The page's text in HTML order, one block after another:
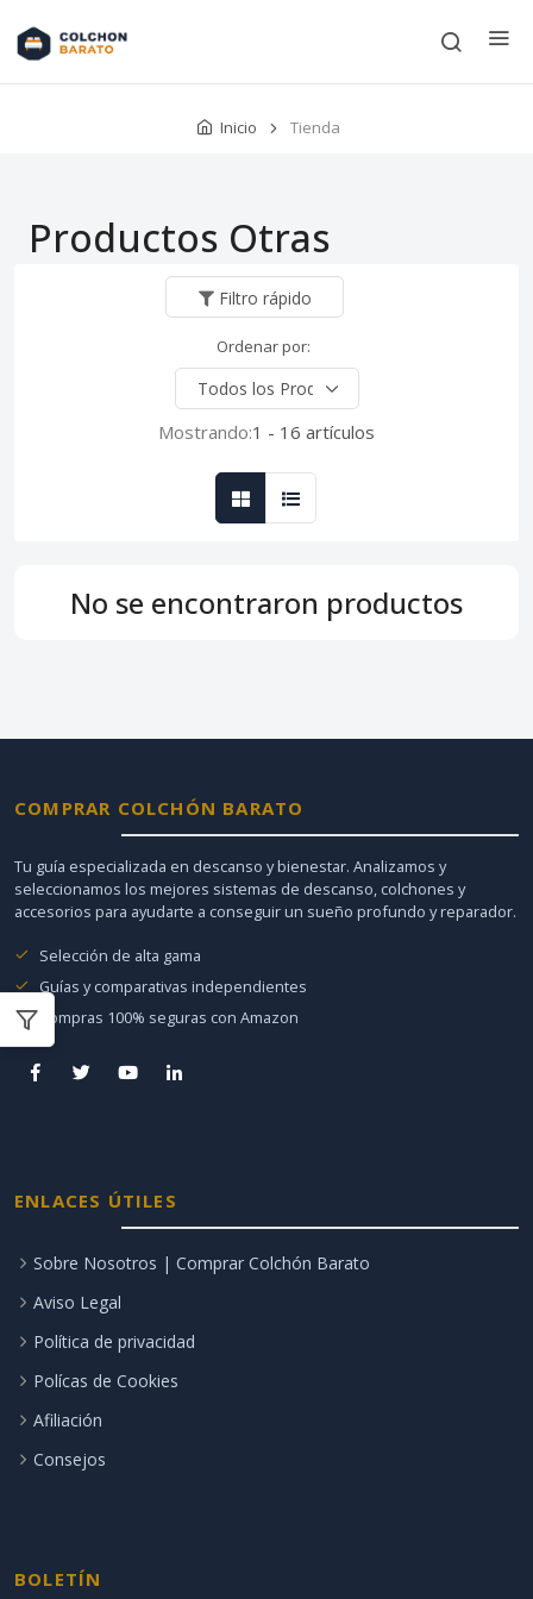
Inicio Tienda
Productos Otras
Filtro rápido
Ordenar por:
Mostrando:1 - 16 artículos
No se encontraron productos
COMPRAR COLCHÓN BARATO
Tu guía especializada en descanso y bienestar. Analizamos y
seleccionamos los mejores sistemas de descanso, colchones y
accesorios para ayudarte a conseguir un sueño profundo y reparador.
Selección de alta gama
Guías y comparativas independientes
Compras 100% seguras con Amazon
ENLACES ÚTILES
Sobre Nosotros | Comprar Colchón Barato
Aviso Legal
Política de privacidad
Polícas de Cookies
Afiliación
Consejos
BOLETÍN